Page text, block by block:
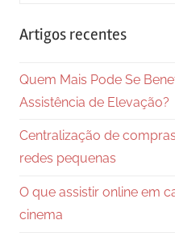
Artigos recentes
Quem Mais Pode Se
Assistência de Elevação?
Centralização de
redes pequenas
O que assistir online em
cinema